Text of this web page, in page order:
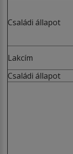
Családi állapot
Lakcím
Családi állapot